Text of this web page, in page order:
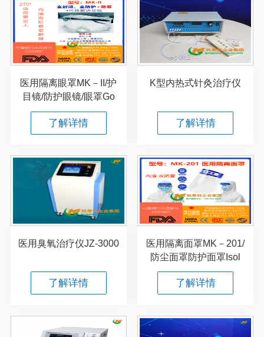
医用隔离眼罩MK－II/护
目镜/防护眼镜/眼罩Go
了解详情
K型内热式针灸治疗仪
了解详情
医用臭氧治疗仪JZ-3000
了解详情
医用隔离面罩MK－201/
防尘面罩防护面罩Isol
了解详情